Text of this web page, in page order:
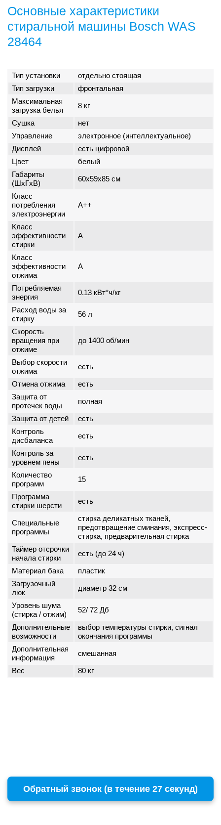
Основные характеристики
стиральной машины Bosch WAS
28464
Тип установки
отдельно стоящая
Тип загрузки
фронтальная
Максимальная
загрузка белья
8 кг
Сушка
нет
Управление
электронное (интеллектуальное)
Дисплей
есть цифровой
Цвет
белый
Габариты
(ШxГxВ)
60x59x85 см
Класс
потребления
электроэнергии
A++
Класс
эффективности
стирки
A
Класс
эффективности
отжима
A
Потребляемая
энергия
0.13 кВт*ч/кг
Расход воды за
стирку
56 л
Скорость
вращения при
отжиме
до 1400 об/мин
Выбор скорости
отжима
есть
Отмена отжима
есть
Защита от
протечек воды
полная
Защита от детей
есть
Контроль
дисбаланса
есть
Контроль за
уровнем пены
есть
Количество
программ
15
Программа
стирки шерсти
есть
Специальные
программы
стирка деликатных тканей,
предотвращение сминания, экспресс-
стирка, предварительная стирка
Таймер отсрочки
начала стирки
есть (до 24 ч)
Материал бака
пластик
Загрузочный
люк
диаметр 32 см
Уровень шума
(стирка / отжим)
52/ 72 Дб
Дополнительные
возможности
выбор температуры стирки, сигнал
окончания программы
Дополнительная
информация
смешанная
Вес 80 кг
Обратный звонок (в течение 27 секунд)